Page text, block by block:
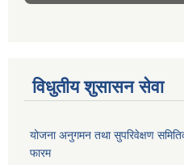
विधुतीय शुसासन सेवा
योजना अनुगमन तथा सुपरिवेक्षण
फारम